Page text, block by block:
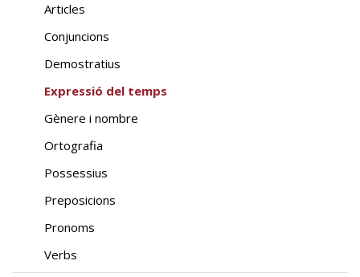
Articles
Conjuncions
Demostratius
Expressió del temps
Gènere i nombre
Ortografia
Possessius
Preposicions
Pronoms
Verbs